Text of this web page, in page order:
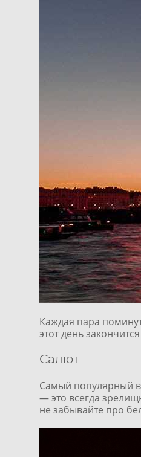
Каждая пара
этот день
Салют
Самый популярный
— это всегда
не забывайте про